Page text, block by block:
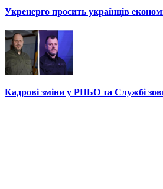
Укренерго просить українців
Кадрові зміни у РНБО та Службі